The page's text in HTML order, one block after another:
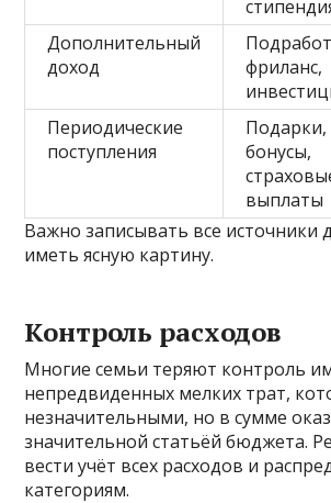
Дополнительный
доход
фриланс,
Периодические
поступления
Подарки,
бонусы,
выплаты
Важно записывать все источники
иметь ясную картину.
Контроль расходов
Многие семьи теряют контроль
непредвиденных мелких трат,
незначительными, но в сумме
значительной статьёй бюджета.
вести учёт всех расходов и
категориям.